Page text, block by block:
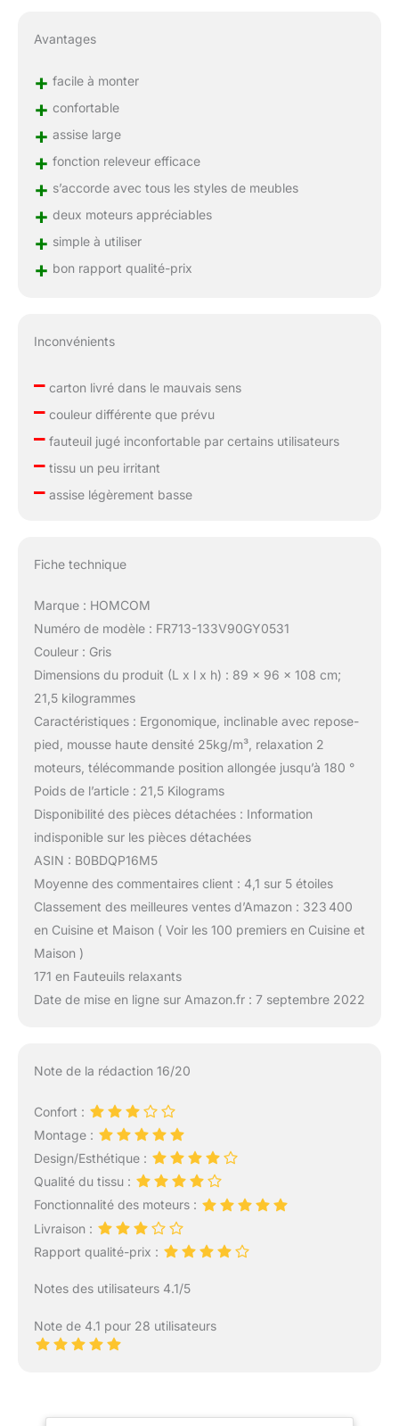
Avantages
+ facile à monter
+ confortable
+ assise large
+ fonction releveur efficace
+ s’accorde avec tous les styles de meubles
+ deux moteurs appréciables
+ simple à utiliser
+ bon rapport qualité-prix
Inconvénients
–carton livré dans le mauvais sens
–couleur différente que prévu
–fauteuil jugé inconfortable par certains utilisateurs
–tissu un peu irritant
–assise légèrement basse
Fiche technique
Marque : HOMCOM
Numéro de modèle : FR713-133V90GY0531
Couleur : Gris
Dimensions du produit (L x l x h) : 89 x 96 x 108 cm;
21,5 kilogrammes
Caractéristiques : Ergonomique, inclinable avec repose-
pied, mousse haute densité 25kg/m³, relaxation 2
moteurs, télécommande position allongée jusqu’à 180 °
Poids de l’article : 21,5 Kilograms
Disponibilité des pièces détachées : Information
indisponible sur les pièces détachées
ASIN : B0BDQP16M5
Moyenne des commentaires client : 4,1 sur 5 étoiles
Classement des meilleures ventes d’Amazon : 323 400
en Cuisine et Maison ( Voir les 100 premiers en Cuisine et
Maison )
171 en Fauteuils relaxants
Date de mise en ligne sur Amazon.fr : 7 septembre 2022
Note de la rédaction 16/20
Confort :
Montage :
Design/Esthétique :
Qualité du tissu :
Fonctionnalité des moteurs :
Livraison :
Rapport qualité-prix :
Notes des utilisateurs 4.1/5
Note de 4.1 pour 28 utilisateurs